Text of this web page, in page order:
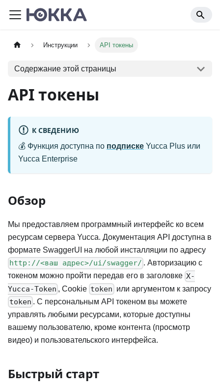
Инструкции API токены
Содержание этой страницы
API токены
К СВЕДЕНИЮ
💰 Функция доступна по подписке Yucca Plus или
Yucca Enterprise
Обзор
Мы предоставляем программный интерфейс ко всем
ресурсам сервера Yucca. Документация API доступна в
формате SwaggerUI на любой инсталляции по адресу
http://<ваш адрес>/ui/swagger/ . Авторизацию с
токеном можно пройти передав его в заголовке X-
Yucca-Token , Cookie token или аргументом к запросу
token . С персональным API токеном вы можете
управлять любыми ресурсами, которые доступны
вашему пользователю, кроме контента (просмотр
видео) и пользовательского интерфейса.
Быстрый старт